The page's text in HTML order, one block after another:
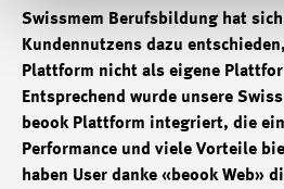
Swissmem Berufsbildung hat
Kundennutzens dazu
Plattform nicht als eigene
Entsprechend wurde unsere
beook Plattform integriert, die
Performance und viele Vorteile
haben User danke «beook Web»